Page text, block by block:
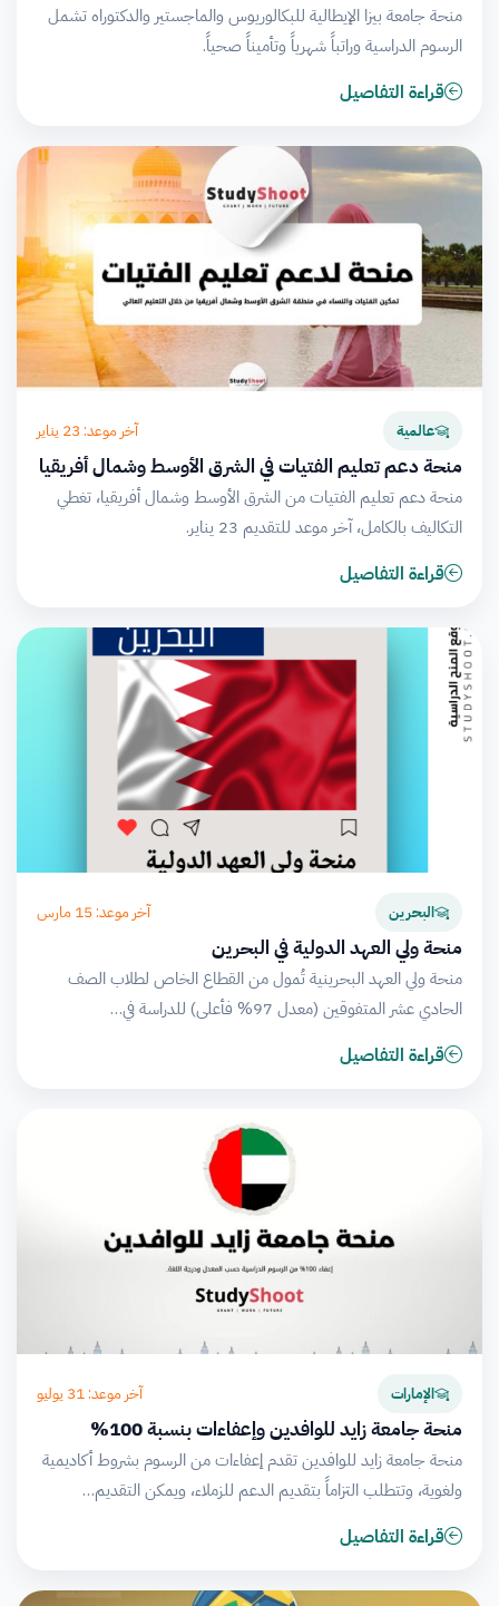
منحة جامعة بيزا الإيطالية للبكالوريوس والماجستير والدكتوراه تشمل
الرسوم الدراسية وراتباً شهرياً وتأميناً صحياً.
قراءة التفاصيل
عالمية آخر موعد: 23 يناير
منحة دعم تعليم الفتيات في الشرق الأوسط وشمال أفريقيا
منحة دعم تعليم الفتيات من الشرق الأوسط وشمال أفريقيا، تغطي
التكاليف بالكامل، آخر موعد للتقديم 23 يناير.
قراءة التفاصيل
البحرين آخر موعد: 15 مارس
منحة ولي العهد الدولية في البحرين
منحة ولي العهد البحرينية تُمول من القطاع الخاص لطلاب الصف
الحادي عشر المتفوقين (معدل 97% فأعلى) للدراسة في…
قراءة التفاصيل
الإمارات آخر موعد: 31 يوليو
منحة جامعة زايد للوافدين وإعفاءات بنسبة 100%
منحة جامعة زايد للوافدين تقدم إعفاءات من الرسوم بشروط أكاديمية
ولغوية، وتتطلب التزاماً بتقديم الدعم للزملاء، ويمكن التقديم…
قراءة التفاصيل